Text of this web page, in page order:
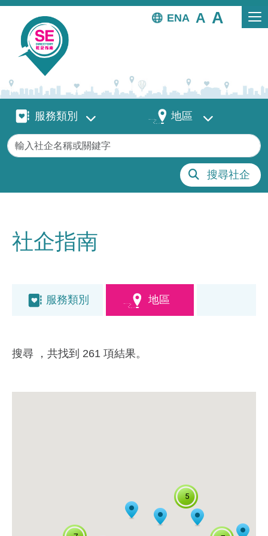
移至主內容
EN
服務類別服務類別 地區 地區
關鍵字
搜尋社企
社企指南
服務類別 地區
搜尋 ，共找到 261 項結果。
5